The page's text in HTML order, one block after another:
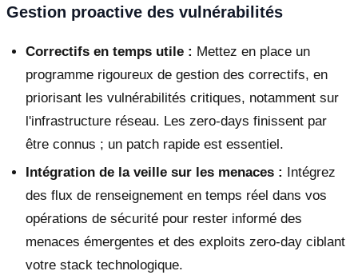
Gestion proactive des vulnérabilités
Correctifs en temps utile : Mettez en place un
programme rigoureux de gestion des correctifs, en
priorisant les vulnérabilités critiques, notamment sur
l'infrastructure réseau. Les zero-days finissent par
être connus ; un patch rapide est essentiel.
Intégration de la veille sur les menaces : Intégrez
des flux de renseignement en temps réel dans vos
opérations de sécurité pour rester informé des
menaces émergentes et des exploits zero-day ciblant
votre stack technologique.